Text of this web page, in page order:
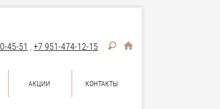
45-51 ,+7 951-474-12-15
АКЦИИ КОНТАКТЫ